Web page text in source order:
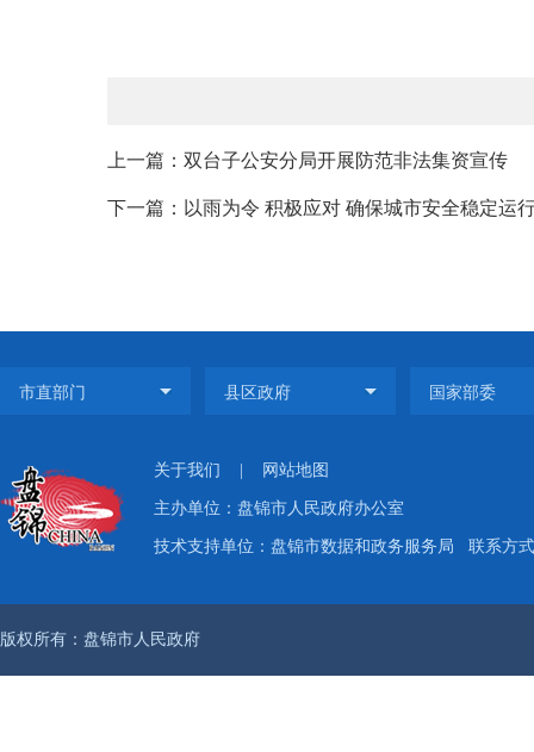
上一篇：双台子公安分局开展防范非法集资宣传
下一篇：以雨为令 积极应对 确保城市安全稳定运
关于我们 | 网站地图
主办单位：盘锦市人民政府办公室
技术支持单位：盘锦市数据和政务服务局 联系方
版权所有：盘锦市人民政府